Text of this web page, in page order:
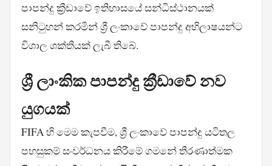
පාපන්දු ක්‍රීඩාවේ ඉතිහාසයේ සන්ධිස්ථානයක්
සනිටුහන් කරමින් ශ්‍රී ලංකාවේ පාපන්දු අභිලාෂයන්ට
විශාල ශක්තියක් ලැබී තිබේ.
ශ්‍රී ලාංකික පාපන්දු ක්‍රීඩාවේ නව
යුගයක්
FIFA හි මෙම කැපවීම, ශ්‍රී ලංකාවේ පාපන්දු යටිතල
පහසුකම් සංවර්ධනය කිරීමේ ගමනේ තීරණාත්මක